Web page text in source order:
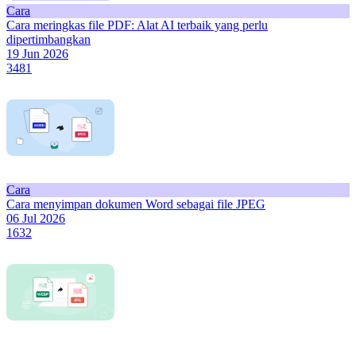
Cara
Cara meringkas file PDF: Alat AI terbaik yang perlu
dipertimbangkan
19 Jun 2026
3481
Cara
Cara menyimpan dokumen Word sebagai file JPEG
06 Jul 2026
1632